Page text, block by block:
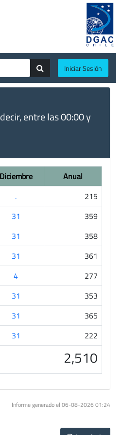
Iniciar Sesión
entre las 00:00 y
Diciembre
Anual
.
215
31
359
31
358
31
361
4
277
31
353
31
365
31 222
2,510
Informe generado el 06-08-2026 01:24